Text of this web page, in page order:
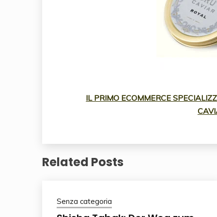
IL PRIMO ECOMMERCE
Related Posts
Senza categoria